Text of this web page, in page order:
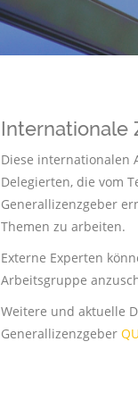
Internationale
Diese internationalen
Delegierten, die vom
Generallizenzgeber
Themen zu arbeiten.
Externe Experten
Arbeitsgruppe
Weitere und aktuelle
Generallizenzgeber